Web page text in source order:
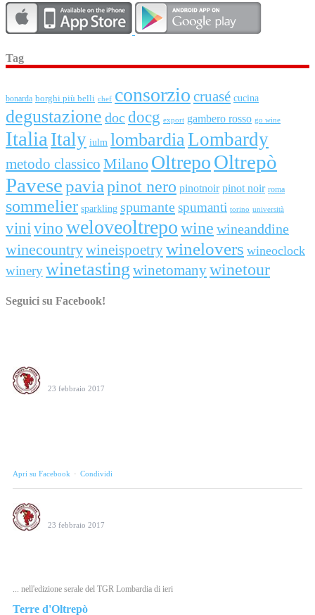
Tag
bonarda borghi più belli chef consorzio cruasé cucina
degustazione doc docg export gambero rosso go wine
Italia Italy iulm lombardia Lombardy
metodo classico Milano OltrepoOltrepò
Pavesepaviapinot nero pinotnoir pinot noir roma
sommelier sparkling spumantespumanti torino università
vinivinoweloveoltrepowine wineanddine
winecountrywineispoetrywinelovers wineoclock
winerywinetasting winetomanywinetour
Seguici su Facebook!
23 febbraio 2017
Apri su Facebook · Condividi
23 febbraio 2017
... nell'edizione serale del TGR Lombardia di ieri
Terre d'Oltrepò